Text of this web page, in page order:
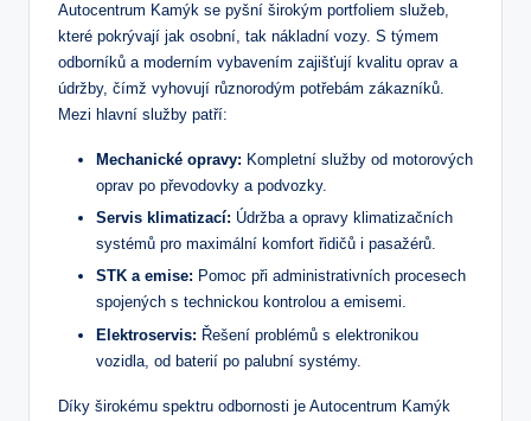
Autocentrum ‌Kamýk se ⁤pyšní širokým portfoliem služeb,
které pokrývají jak osobní, tak nákladní vozy. S ⁣týmem
odborníků a ⁣moderním vybavením zajišťují kvalitu⁢ oprav‌ a
údržby, čímž vyhovují různorodým potřebám zákazníků.
Mezi hlavní služby patří:
Mechanické opravy: Kompletní služby od ⁢motorových
oprav po převodovky a podvozky.
Servis klimatizací: Údržba ⁢a opravy klimatizačních
systémů ‌pro maximální komfort⁤ řidičů i pasažérů.
STK a emise: Pomoc při administrativních procesech
spojených s technickou kontrolou a emisemi.
Elektroservis: Řešení⁢ problémů ‍s elektronikou
vozidla, od baterií po palubní systémy.
Díky ‌širokému spektru ⁤odbornosti‍ je Autocentrum Kamýk